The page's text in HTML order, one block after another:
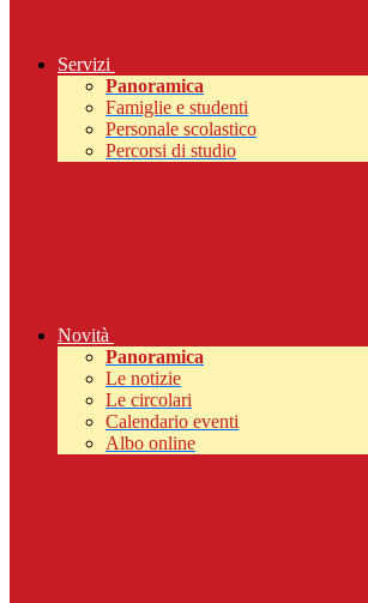
Servizi
Panoramica
Famiglie e studenti
Personale scolastico
Percorsi di studio
Novità
Panoramica
Le notizie
Le circolari
Calendario eventi
Albo online